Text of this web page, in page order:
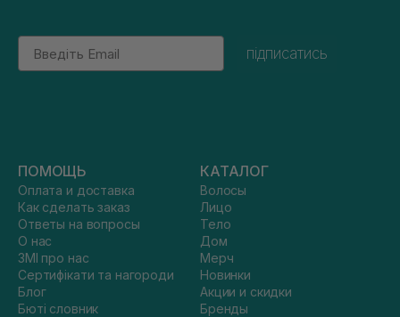
Email
підписатись
ПОМОЩЬ
Оплата и доставка
Как сделать заказ
Ответы на вопросы
О нас
ЗМІ про нас
Сертифікати та нагороди
Блог
Бюті словник
КАТАЛОГ
Волосы
Лицо
Тело
Дом
Мерч
Новинки
Акции и скидки
Бренды